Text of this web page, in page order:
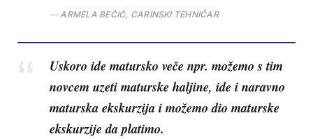
ARMELA BEĆIĆ, CARINSKI TEHNIČAR
Uskoro ide matursko veče npr. možemo s tim
novcem uzeti maturske haljine, ide i naravno
maturska ekskurzija i možemo dio maturske
ekskurzije da platimo.